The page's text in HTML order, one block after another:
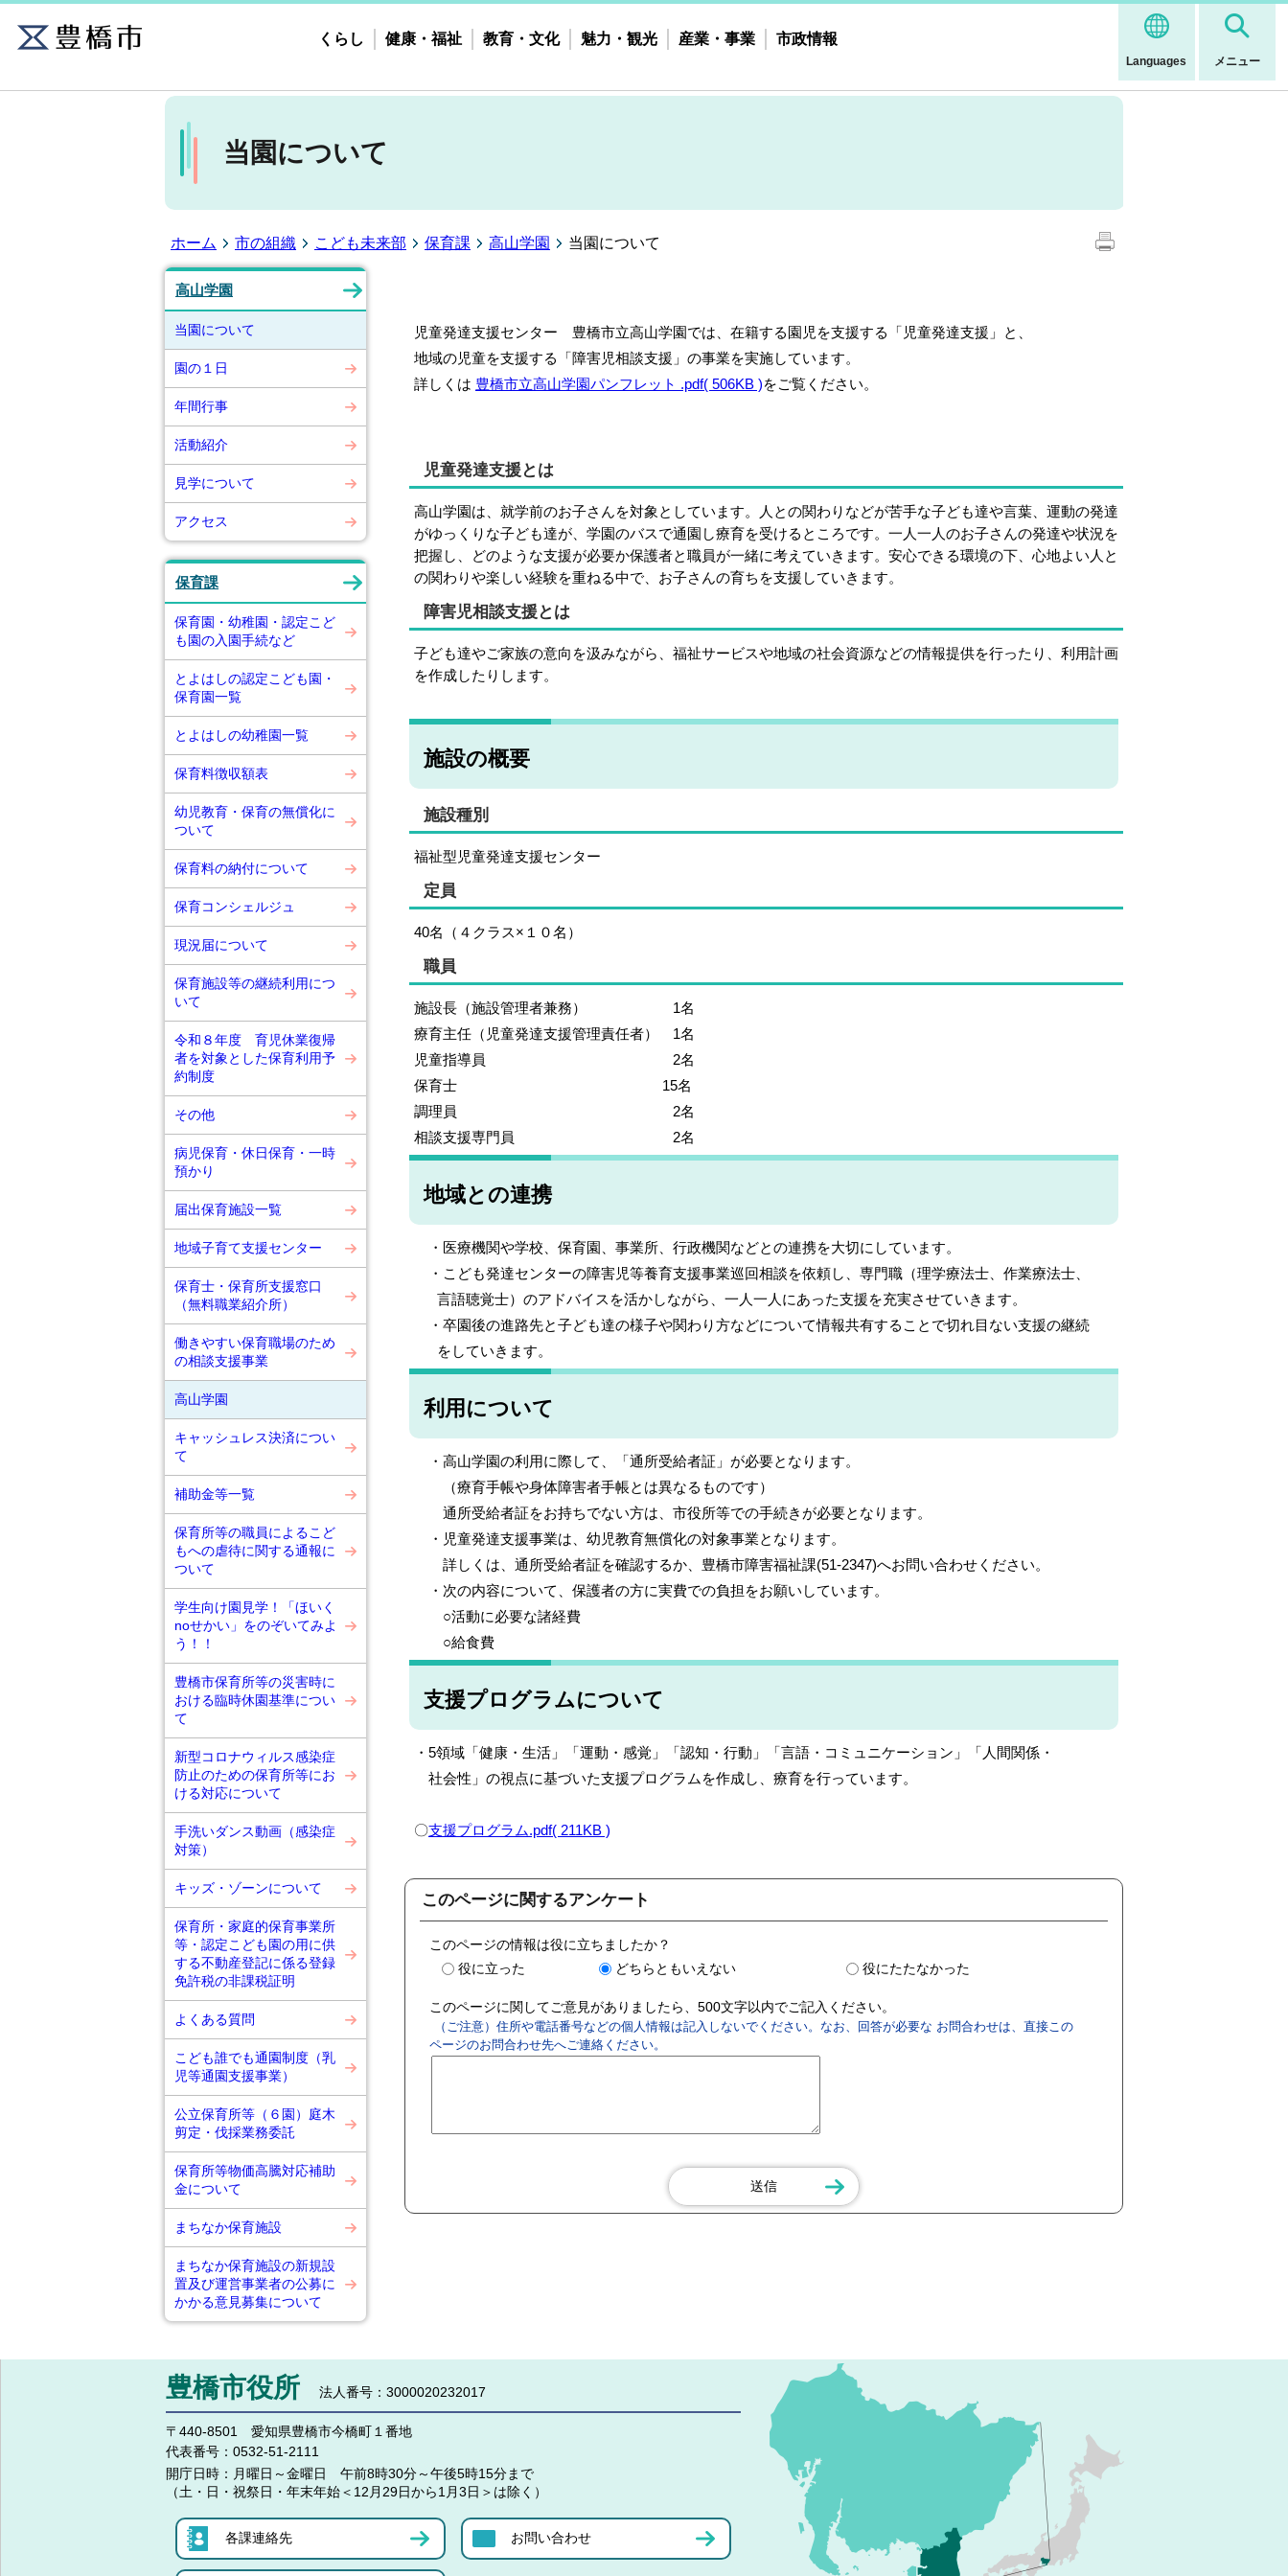
Languages メニュー
くらし 健康・福祉 教育・文化 魅力・観光 産業・事業 市政情報
当園について
ホーム 市の組織 こども未来部 保育課 高山学園 当園について
高山学園
当園について
園の１日
年間行事
活動紹介
見学について
アクセス
保育課
保育園・幼稚園・認定こど
も園の入園手続など
とよはしの認定こども園・
保育園一覧
とよはしの幼稚園一覧
保育料徴収額表
幼児教育・保育の無償化に
ついて
保育料の納付について
保育コンシェルジュ
現況届について
保育施設等の継続利用につ
いて
令和８年度 育児休業復帰
者を対象とした保育利用予
約制度
その他
病児保育・休日保育・一時
預かり
届出保育施設一覧
地域子育て支援センター
保育士・保育所支援窓口
（無料職業紹介所）
働きやすい保育職場のため
の相談支援事業
高山学園
キャッシュレス決済につい
て
補助金等一覧
保育所等の職員によるこど
もへの虐待に関する通報に
ついて
学生向け園見学！「ほいく
noせかい」をのぞいてみよ
う！！
豊橋市保育所等の災害時に
おける臨時休園基準につい
て
新型コロナウィルス感染症
防止のための保育所等にお
ける対応について
手洗いダンス動画（感染症
対策）
キッズ・ゾーンについて
保育所・家庭的保育事業所
等・認定こども園の用に供
する不動産登記に係る登録
免許税の非課税証明
よくある質問
こども誰でも通園制度（乳
児等通園支援事業）
公立保育所等（６園）庭木
剪定・伐採業務委託
保育所等物価高騰対応補助
金について
まちなか保育施設
まちなか保育施設の新規設
置及び運営事業者の公募に
かかる意見募集について
児童発達支援センター 豊橋市立高山学園では、在籍する園児を支援する「児童発達支援」と、
地域の児童を支援する「障害児相談支援」の事業を実施しています。
詳しくは 豊橋市立高山学園パンフレット .pdf( 506KB )をご覧ください。
児童発達支援とは
高山学園は、就学前のお子さんを対象としています。人との関わりなどが苦手な子ども達や言葉、運動の発達
がゆっくりな子ども達が、学園のバスで通園し療育を受けるところです。一人一人のお子さんの発達や状況を
把握し、どのような支援が必要か保護者と職員が一緒に考えていきます。安心できる環境の下、心地よい人と
の関わりや楽しい経験を重ねる中で、お子さんの育ちを支援していきます。
障害児相談支援とは
子ども達やご家族の意向を汲みながら、福祉サービスや地域の社会資源などの情報提供を行ったり、利用計画
を作成したりします。
施設の概要
施設種別
福祉型児童発達支援センター
定員
40名（４クラス×１０名）
職員
施設長（施設管理者兼務） 1名
療育主任（児童発達支援管理責任者） 1名
児童指導員 2名
保育士 15名
調理員 2名
相談支援専門員 2名
地域との連携
・医療機関や学校、保育園、事業所、行政機関などとの連携を大切にしています。
・こども発達センターの障害児等養育支援事業巡回相談を依頼し、専門職（理学療法士、作業療法士、
言語聴覚士）のアドバイスを活かしながら、一人一人にあった支援を充実させていきます。
・卒園後の進路先と子ども達の様子や関わり方などについて情報共有することで切れ目ない支援の継続
をしていきます。
利用について
・高山学園の利用に際して、「通所受給者証」が必要となります。
（療育手帳や身体障害者手帳とは異なるものです）
通所受給者証をお持ちでない方は、市役所等での手続きが必要となります。
・児童発達支援事業は、幼児教育無償化の対象事業となります。
詳しくは、通所受給者証を確認するか、豊橋市障害福祉課(51-2347)へお問い合わせください。
・次の内容について、保護者の方に実費での負担をお願いしています。
○活動に必要な諸経費
○給食費
支援プログラムについて
・5領域「健康・生活」「運動・感覚」「認知・行動」「言語・コミュニケーション」「人間関係・
社会性」の視点に基づいた支援プログラムを作成し、療育を行っています。
〇支援プログラム.pdf( 211KB )
このページに関するアンケート
このページの情報は役に立ちましたか？
役に立った
どちらともいえない 役にたたなかった
このページに関してご意見がありましたら、500文字以内でご記入ください。
（ご注意）住所や電話番号などの個人情報は記入しないでください。なお、回答が必要な お問合わせは、直接この
ページのお問合わせ先へご連絡ください。
豊橋市役所 法人番号：3000020232017
〒440-8501 愛知県豊橋市今橋町１番地
代表番号： 0532-51-2111
開庁日時： 月曜日～金曜日 午前8時30分～午後5時15分まで
（土・日・祝祭日・年末年始＜12月29日から1月3日＞は除く）
各課連絡先 お問い合わせ